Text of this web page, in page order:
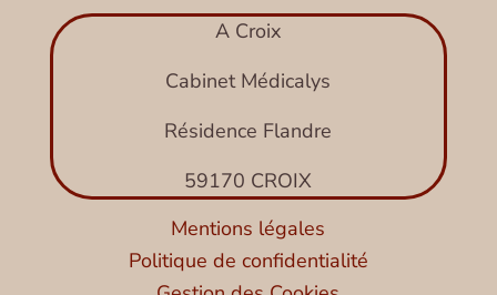
A Croix
Cabinet Médicalys
Résidence Flandre
59170 CROIX
Mentions légales
Politique de confidentialité